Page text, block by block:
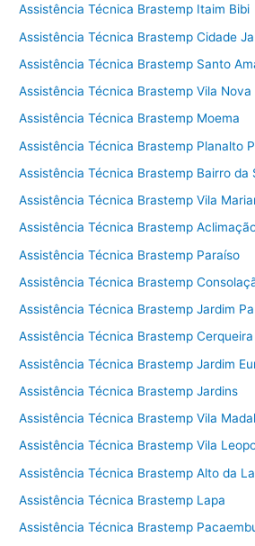
Assistência Técnica Brastemp Itaim Bibi
Assistência Técnica Brastemp Cidade
Assistência Técnica Brastemp Santo
Assistência Técnica Brastemp Vila
Assistência Técnica Brastemp Moema
Assistência Técnica Brastemp Planalto
Assistência Técnica Brastemp Bairro da
Assistência Técnica Brastemp Vila
Assistência Técnica Brastemp
Assistência Técnica Brastemp Paraíso
Assistência Técnica Brastemp
Assistência Técnica Brastemp Jardim
Assistência Técnica Brastemp
Assistência Técnica Brastemp Jardim
Assistência Técnica Brastemp Jardins
Assistência Técnica Brastemp Vila
Assistência Técnica Brastemp Vila
Assistência Técnica Brastemp Alto da
Assistência Técnica Brastemp Lapa
Assistência Técnica Brastemp